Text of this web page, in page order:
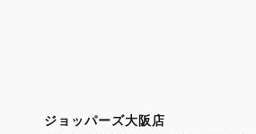
ジョッパーズ大阪店